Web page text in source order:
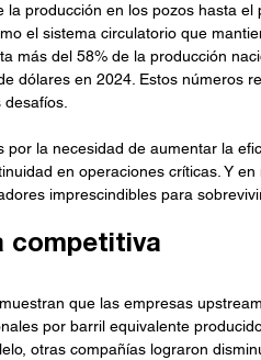
producción en los pozos hasta el
el sistema circulatorio que
más del 58% de la producción
dólares en 2024. Estos números
la necesidad de aumentar la
en operaciones críticas. Y
imprescindibles para
competitiva
que las empresas
por barril equivalente
otras compañías lograron